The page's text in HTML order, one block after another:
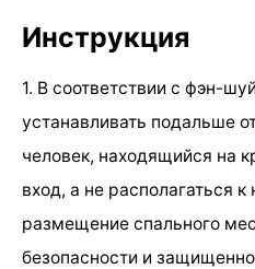
Инструкция
1. В соответствии с фэн-
устанавливать подальше
человек, находящийся на
вход, а не располагаться
размещение спального
безопасности и